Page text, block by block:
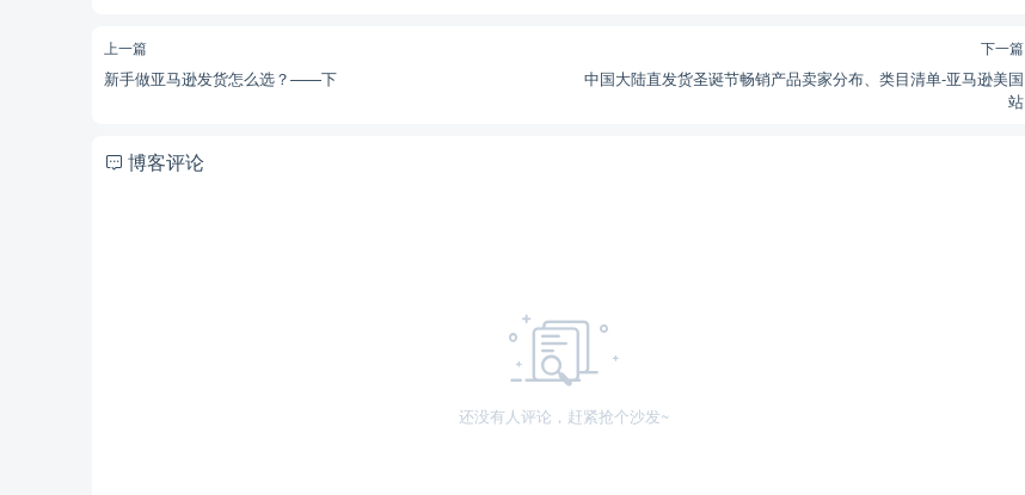
上一篇
新手做亚马逊发货怎么选？——下
下一篇
中国大陆直发货圣诞节畅销产品卖家分布、类目清单-亚马逊美国
站
博客评论
还没有人评论，赶紧抢个沙发~